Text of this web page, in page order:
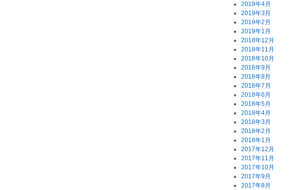
2019年4月
2019年3月
2019年2月
2019年1月
2018年12月
2018年11月
2018年10月
2018年9月
2018年8月
2018年7月
2018年6月
2018年5月
2018年4月
2018年3月
2018年2月
2018年1月
2017年12月
2017年11月
2017年10月
2017年9月
2017年8月